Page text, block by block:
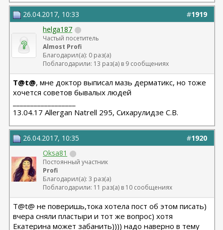
#1919
26.04.2017, 10:33
helga187
Частый посетитель
Almost Profi
Благодарил(а): 0 раз(а)
Поблагодарили: 13 раз(а) в 9 сообщениях
T@t@, мне доктор выписал мазь дерматикс, но тоже
хочется советов бывалых людей
13.04.17 Allergan Natrell 295, Сихарулидзе С.В.
#1920
26.04.2017, 10:35
Oksa81
Постоянный участник
Profi
Благодарил(а): 3 раз(а)
Поблагодарили: 11 раз(а) в 10 сообщениях
T@t@ не поверишь,тока хотела пост об этом писать)
вчера сняли пластыри и тот же вопрос) хотя
Екатерина может забанить)))) надо наверно в тему